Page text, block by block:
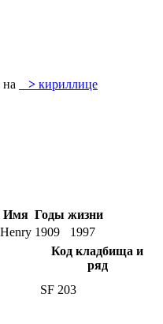
> кириллице
Имя Годы жизни
Henry 1909
1997
Код кладбища и
ряд
SF 203